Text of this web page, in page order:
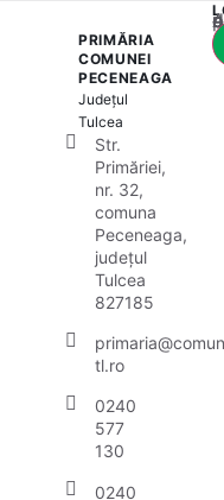
PRIMĂRIA
COMUNEI
PECENEAGA
Județul
Tulcea
Str.
Primăriei,
nr. 32,
comuna
Peceneaga,
județul
Tulcea
827185
tl.ro
0240
577
130
0240
Acest conținut este